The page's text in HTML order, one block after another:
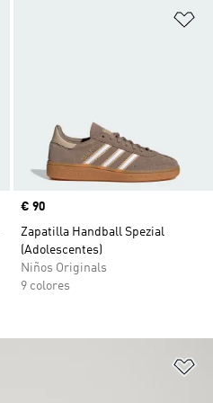
Precio
€ 90
Zapatilla Handball Spezial
(Adolescentes)
Niños Originals
9 colores